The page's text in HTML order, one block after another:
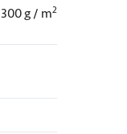
300 g / m2